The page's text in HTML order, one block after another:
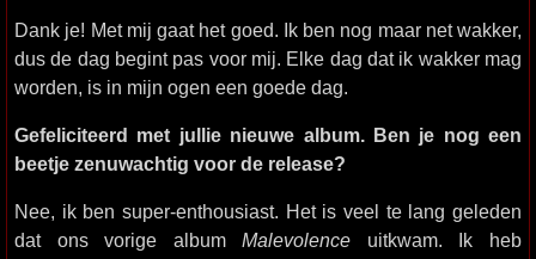
Dank je! Met mij gaat het goed. Ik ben nog maar net wakker,
dus de dag begint pas voor mij. Elke dag dat ik wakker mag
worden, is in mijn ogen een goede dag.
Gefeliciteerd met jullie nieuwe album. Ben je nog een
beetje zenuwachtig voor de release?
Nee, ik ben super-enthousiast. Het is veel te lang geleden
dat ons vorige album Malevolence uitkwam. Ik heb